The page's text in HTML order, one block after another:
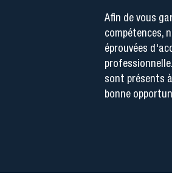
Afin de vous
compétences,
éprouvées
sont présents
bonne